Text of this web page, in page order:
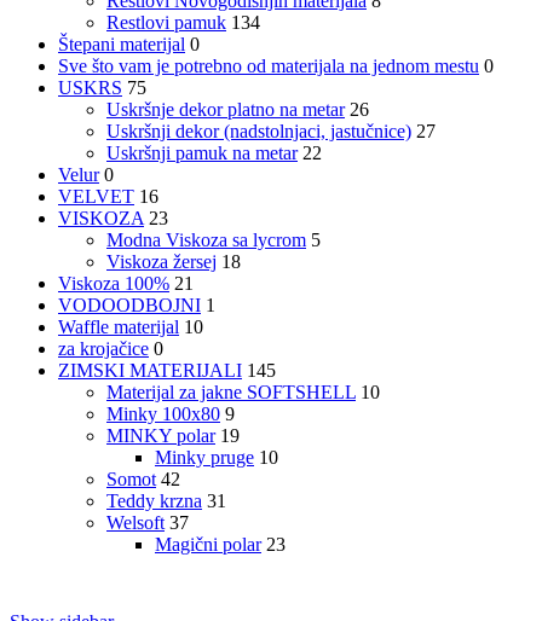
Restlovi pamuk 134
Štepani materijal 0
Sve što vam je potrebno od materijala na jednom mestu 0
USKRS 75
Uskršnje dekor platno na metar 26
Uskršnji dekor (nadstolnjaci, jastučnice) 27
Uskršnji pamuk na metar 22
Velur 0
VELVET 16
VISKOZA 23
Modna Viskoza sa lycrom 5
Viskoza žersej 18
Viskoza 100% 21
VODOODBOJNI 1
Waffle materijal 10
za krojačice 0
ZIMSKI MATERIJALI 145
Materijal za jakne SOFTSHELL 10
Minky 100x80 9
MINKY polar 19
Minky pruge 10
Somot 42
Teddy krzna 31
Welsoft 37
Magični polar 23